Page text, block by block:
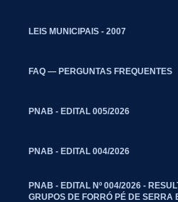
LEIS MUNICIPAIS - 2007
FAQ — PERGUNTAS FREQUENTES
PNAB - EDITAL 005/2026
PNAB - EDITAL 004/2026
PNAB - EDITAL Nº 004/2026 -
GRUPOS DE FORRÓ PÉ DE